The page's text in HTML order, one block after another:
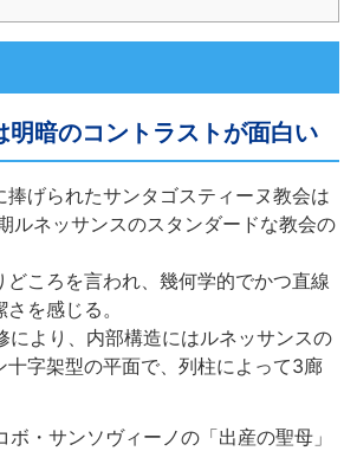
明暗のコントラストが面白い
げられたサンタゴスティーヌ教会は
ルネッサンスのスタンダードな教会の
どころを言われ、幾何学的でかつ直線
を感じる。
により、内部構造にはルネッサンスの
十字架型の平面で、列柱によって3廊
ボ・サンソヴィーノの「出産の聖母」